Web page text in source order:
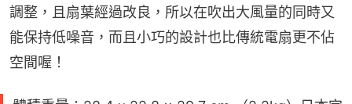
調整，且扇葉經過改良，所以在吹出大風量的同時又
能保持低噪音，而且小巧的設計也比傳統電扇更不佔
空間喔！